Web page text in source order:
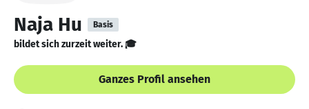
Naja Hu Basis
bildet sich zurzeit weiter. 🎓
Ganzes Profil ansehen